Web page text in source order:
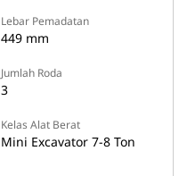
Lebar Pemadatan
449 mm
Jumlah Roda
3
Kelas Alat Berat
Mini Excavator 7-8 Ton